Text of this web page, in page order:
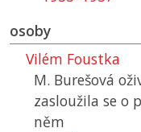
osoby
Vilém Foustka
M. Burešová
zasloužila se o
něm